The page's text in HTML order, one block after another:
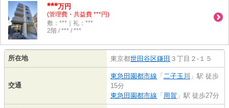
***万円
(管理費・共益費 ***円)
敷：***｜礼：***
2階 / *** / ***
所在地 東京都世田谷区鎌田 ３丁目２-１５
交通
東急田園都市線 「 二子玉川 」駅 徒歩
15分
東急田園都市線 「 用賀 」駅 徒歩27分